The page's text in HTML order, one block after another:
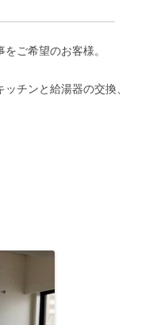
ご希望のお客様。
チンと給湯器の交換、